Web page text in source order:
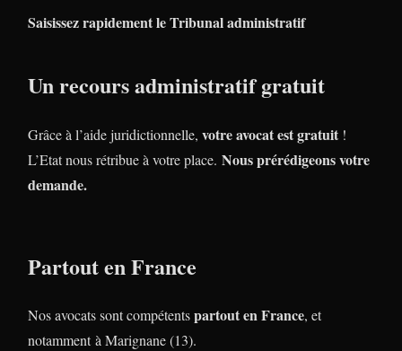
Saisissez rapidement le Tribunal administratif
Un recours administratif gratuit
Grâce à l’aide juridictionnelle, votre avocat est gratuit !
L’Etat nous rétribue à votre place. Nous prérédigeons votre
demande.
Partout en France
Nos avocats sont compétentspartout en France, et
notamment à Marignane (13).